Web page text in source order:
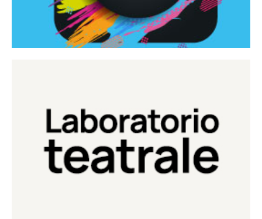
Laboratorio Teatrale
Laboratorio di teatro del Teatro Eduardo de Filippo
Continua